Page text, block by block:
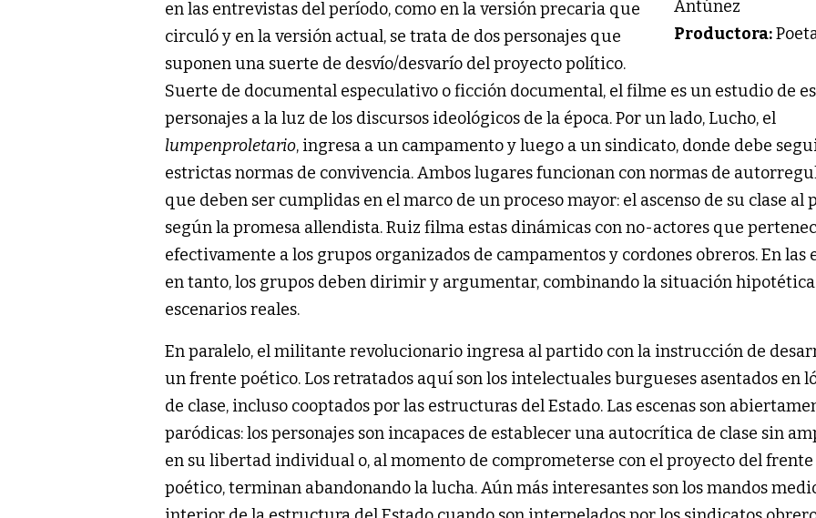
Antúnez
Productora:
en las entrevistas del período, como en la versión precaria que
circuló y en la versión actual, se trata de dos personajes que
suponen una suerte de desvío/desvarío del proyecto político.
Suerte de documental especulativo o ficción documental, el filme es un estudio de
personajes a la luz de los discursos ideológicos de la época. Por un lado, Lucho, el
lumpenproletario, ingresa a un campamento y luego a un sindicato, donde debe
estrictas normas de convivencia. Ambos lugares funcionan con normas de
que deben ser cumplidas en el marco de un proceso mayor: el ascenso de su clase al
según la promesa allendista. Ruiz filma estas dinámicas con no-actores que
efectivamente a los grupos organizados de campamentos y cordones obreros. En las
en tanto, los grupos deben dirimir y argumentar, combinando la situación
escenarios reales.
En paralelo, el militante revolucionario ingresa al partido con la instrucción de
un frente poético. Los retratados aquí son los intelectuales burgueses asentados en
de clase, incluso cooptados por las estructuras del Estado. Las escenas son
paródicas: los personajes son incapaces de establecer una autocrítica de clase sin
en su libertad individual o, al momento de comprometerse con el proyecto del frente
poético, terminan abandonando la lucha. Aún más interesantes son los mandos